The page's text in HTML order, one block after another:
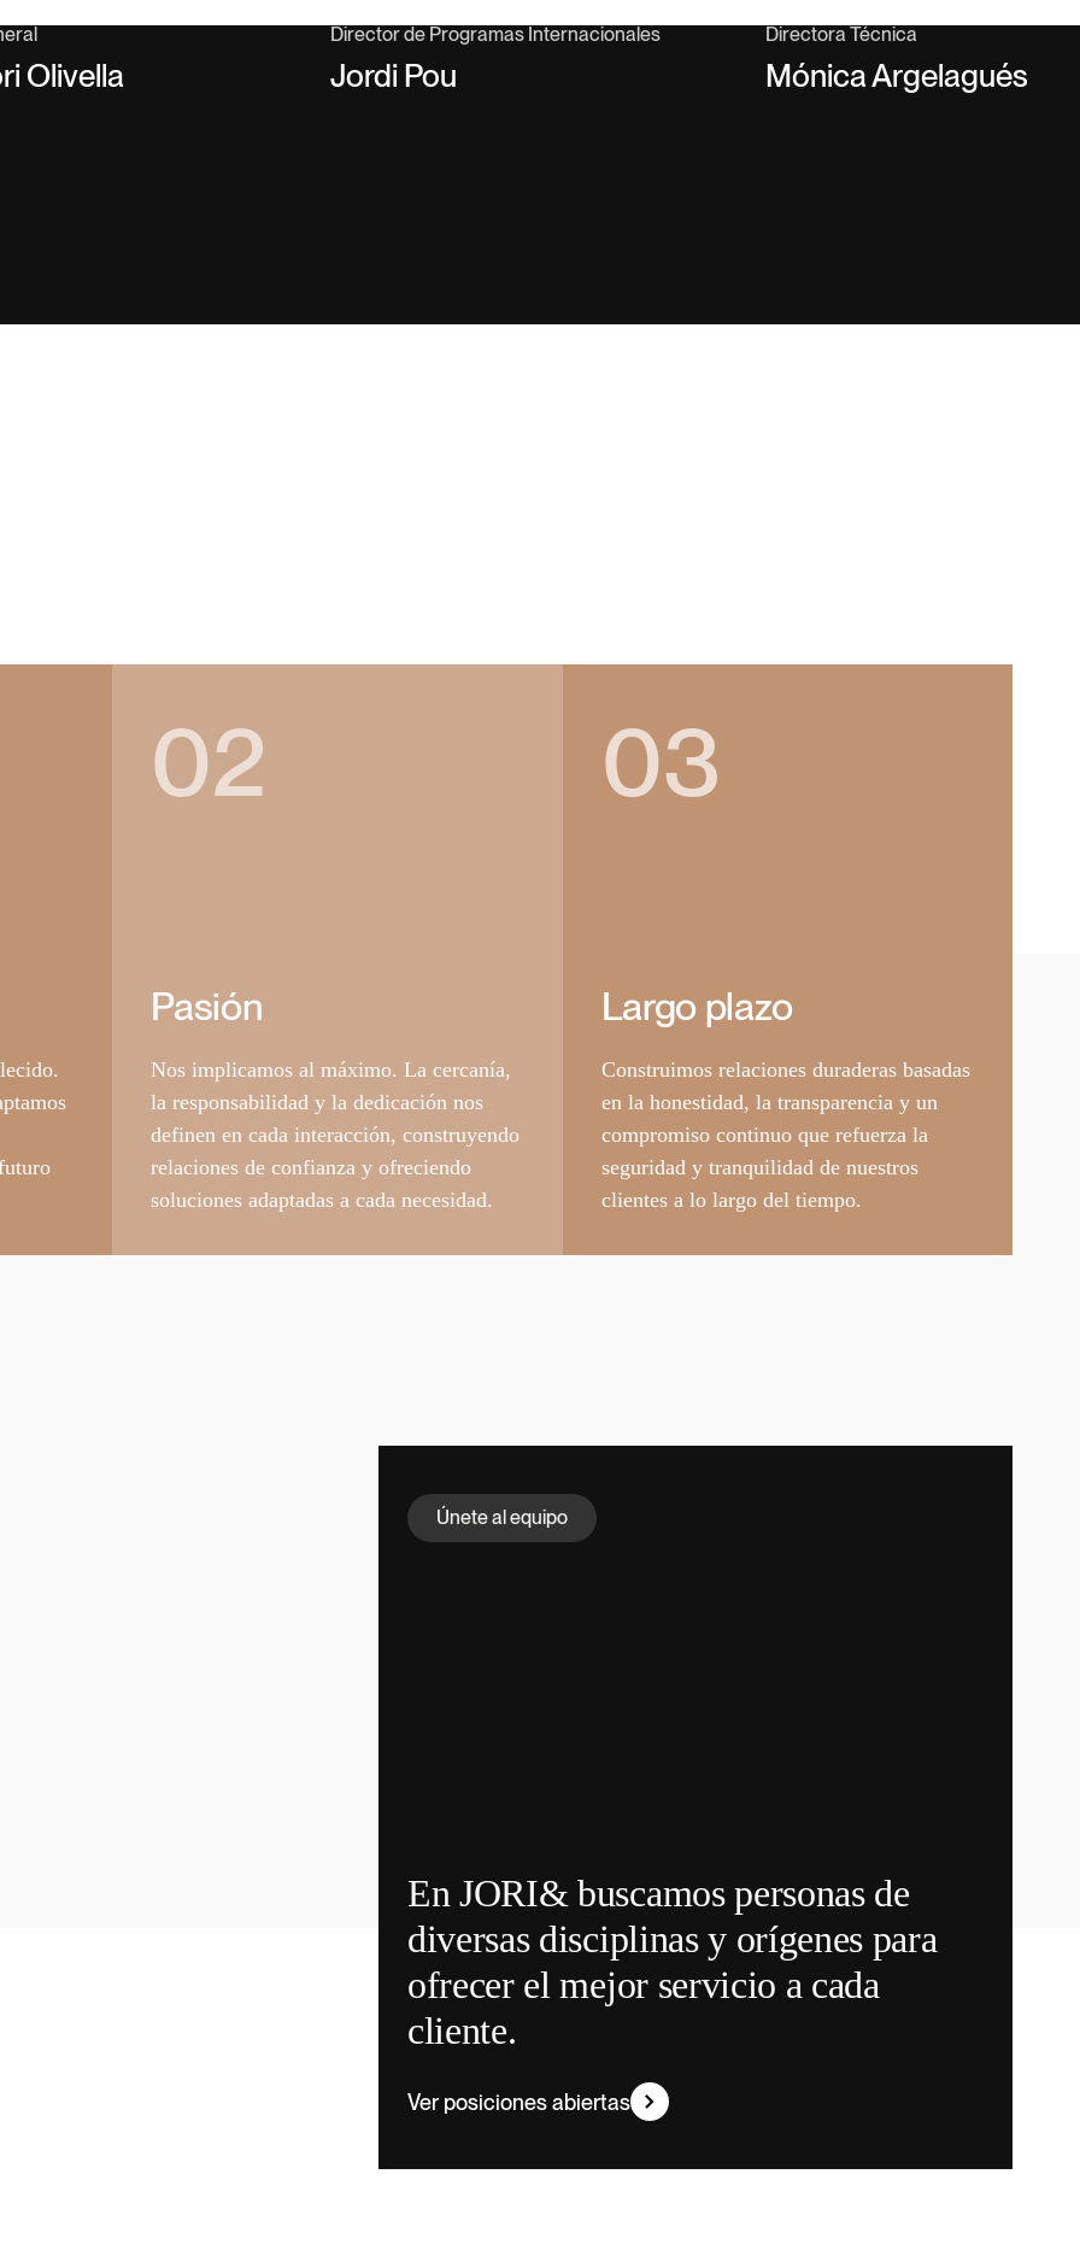
Olivella
Director de Programas Internacionales
Jordi Pou
Directora Técnica
Mónica Argelagués
02
Pasión
Nos implicamos al máximo. La cercanía,
la responsabilidad y la dedicación nos
definen en cada interacción, construyendo
relaciones de confianza y ofreciendo
soluciones adaptadas a cada necesidad.
03
Largo plazo
Construimos relaciones duraderas basadas
en la honestidad, la transparencia y un
compromiso continuo que refuerza la
seguridad y tranquilidad de nuestros
clientes a lo largo del tiempo.
Únete al equipo
En JORI& buscamos personas de
diversas disciplinas y orígenes para
ofrecer el mejor servicio a cada
cliente.
Ver posiciones abiertas